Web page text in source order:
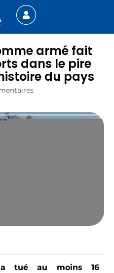
armé fait
dans le pire
du pays
tué au moins 16